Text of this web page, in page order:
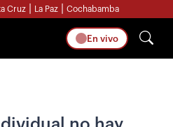
Cruz La Paz Cochabamba
En vivo